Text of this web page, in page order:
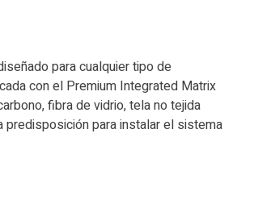
para cualquier tipo de
con el Premium Integrated Matrix
fibra de vidrio, tela no tejida
predisposición para instalar el sistema